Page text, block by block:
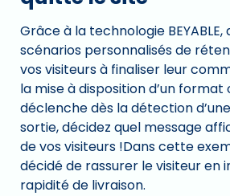
Grâce à la technologie
scénarios personnalisés de
vos visiteurs à finaliser leur
la mise à disposition d’un format
déclenche dès la détection
sortie, décidez quel message
de vos visiteurs !Dans cette
décidé de rassurer le visiteur en
rapidité de livraison.